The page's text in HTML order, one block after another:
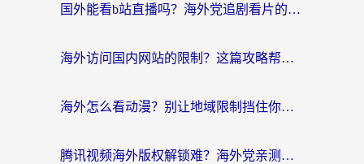
国外能看b站直播吗？海外党追剧看片的终极解决方案来了
海外访问国内网站的限制？这篇攻略帮你无缝解锁12306、12123和国内影音
海外怎么看动漫？别让地域限制挡住你的追番快乐
腾讯视频海外版权解锁难？海外党亲测：选对回国加速器，追剧观影零障碍